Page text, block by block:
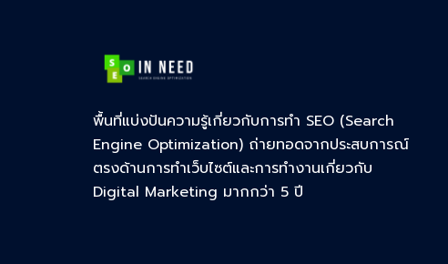
พื้นที่แบ่งปันความรู้เกี่ยวกับการทำ SEO (Search
Engine Optimization) ถ่ายทอดจากประสบการณ์
ตรงด้านการทำเว็บไซต์และการทำงานเกี่ยวกับ
Digital Marketing มากกว่า 5 ปี